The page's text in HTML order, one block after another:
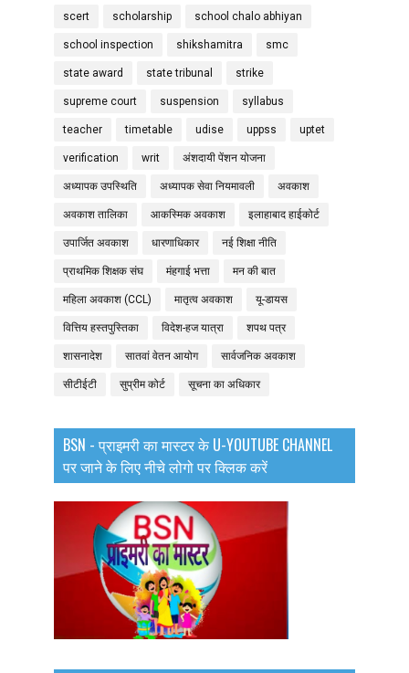
scert scholarship school chalo abhiyan
school inspection shikshamitra smc
state award state tribunal strike
supreme court suspension syllabus
teacher timetable udise uppss uptet
verification writ अंशदायी पेंशन योजना
अध्यापक उपस्थिति अध्यापक सेवा नियमावली अवकाश
अवकाश तालिका आकस्मिक अवकाश इलाहाबाद हाईकोर्ट
उपार्जित अवकाश धारणाधिकार नई शिक्षा नीति
प्राथमिक शिक्षक संघ मंहगाई भत्ता मन की बात
महिला अवकाश (CCL) मातृत्व अवकाश यू-डायस
वित्तिय हस्तपुस्तिका विदेश-हज यात्रा शपथ पत्र
शासनादेश सातवां वेतन आयोग सार्वजनिक अवकाश
सीटीईटी सुप्रीम कोर्ट सूचना का अधिकार
BSN - प्राइमरी का मास्टर के U-YOUTUBE CHANNEL
पर जाने के लिए नीचे लोगो पर क्लिक करें